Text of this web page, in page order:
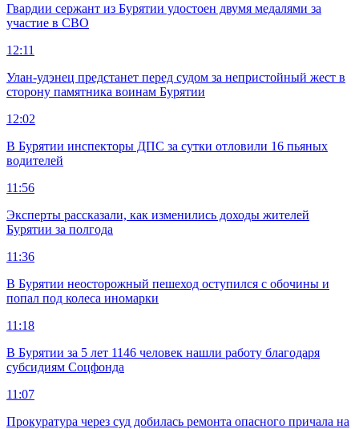
Гвардии сержант из Бурятии удостоен двумя медалями за
участие в СВО
12:11
Улан-удэнец предстанет перед судом за непристойный жест в
сторону памятника воинам Бурятии
12:02
В Бурятии инспекторы ДПС за сутки отловили 16 пьяных
водителей
11:56
Эксперты рассказали, как изменились доходы жителей
Бурятии за полгода
11:36
В Бурятии неосторожный пешеход оступился с обочины и
попал под колеса иномарки
11:18
В Бурятии за 5 лет 1146 человек нашли работу благодаря
субсидиям Соцфонда
11:07
Прокуратура через суд добилась ремонта опасного причала на